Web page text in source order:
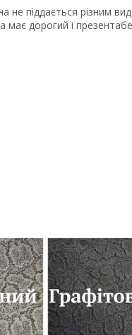
не піддається різним
має дорогий і